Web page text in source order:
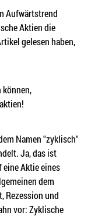
Aufwärtstrend
Aktien die
gelesen haben,
können,
Namen "zyklisch"
Ja, das ist
Aktie eines
dem
Rezession und
vor: Zyklische